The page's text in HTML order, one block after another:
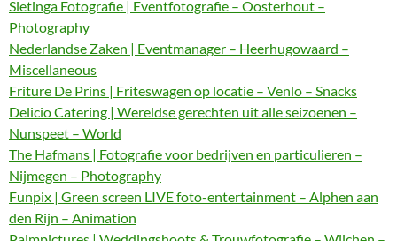
Sietinga Fotografie | Eventfotografie – Oosterhout –
Photography
Nederlandse Zaken | Eventmanager – Heerhugowaard –
Miscellaneous
Friture De Prins | Friteswagen op locatie – Venlo – Snacks
Delicio Catering | Wereldse gerechten uit alle seizoenen –
Nunspeet – World
The Hafmans | Fotografie voor bedrijven en particulieren –
Nijmegen – Photography
Funpix | Green screen LIVE foto-entertainment – Alphen aan
den Rijn – Animation